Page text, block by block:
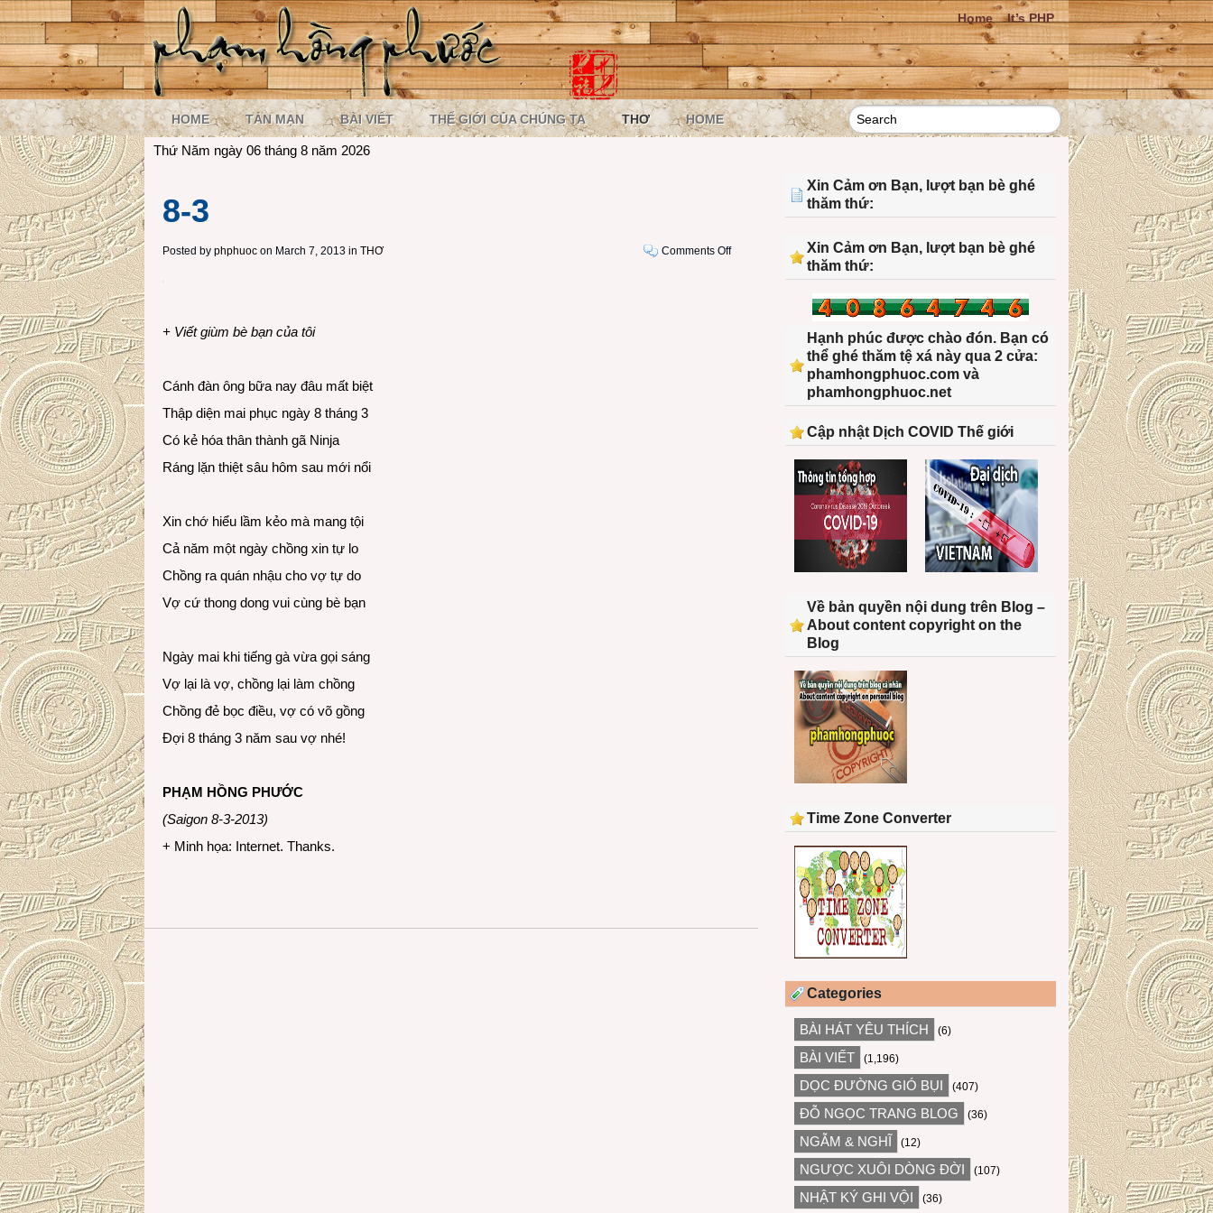
Home It’s PHP
HOME TẢN MẠN BÀI VIẾT THẾ GIỚI CỦA CHÚNG TA THƠ HOME
Thứ Năm ngày 06 tháng 8 năm 2026
8-3
Posted by phphuoc on March 7, 2013 in THƠ Comments Offon
+ Viết giùm bè bạn của tôi
Cánh đàn ông bữa nay đâu mất biệt
Thập diện mai phục ngày 8 tháng 3
Có kẻ hóa thân thành gã Ninja
Ráng lặn thiệt sâu hôm sau mới nổi
Xin chớ hiểu lầm kẻo mà mang tội
Cả năm một ngày chồng xin tự lo
Chồng ra quán nhậu cho vợ tự do
Vợ cứ thong dong vui cùng bè bạn
Ngày mai khi tiếng gà vừa gọi sáng
Vợ lại là vợ, chồng lại làm chồng
Chồng đẻ bọc điều, vợ có võ gồng
Đợi 8 tháng 3 năm sau vợ nhé!
PHẠM HỒNG PHƯỚC
(Saigon 8-3-2013)
+ Minh họa: Internet. Thanks.
Xin Cảm ơn Bạn, lượt bạn bè ghé
thăm thứ:
Xin Cảm ơn Bạn, lượt bạn bè ghé
thăm thứ:
Hạnh phúc được chào đón. Bạn có
thể ghé thăm tệ xá này qua 2 cửa:
phamhongphuoc.com và
phamhongphuoc.net
Cập nhật Dịch COVID Thế giới
Về bản quyền nội dung trên Blog –
About content copyright on the
Blog
Time Zone Converter
Categories
BÀI HÁT YÊU THÍCH (6)
BÀI VIẾT (1,196)
DỌC ĐƯỜNG GIÓ BỤI (407)
ĐỖ NGỌC TRANG BLOG (36)
NGẪM & NGHĨ (12)
NGƯỢC XUÔI DÒNG ĐỜI (107)
NHẬT KÝ GHI VỘI (36)